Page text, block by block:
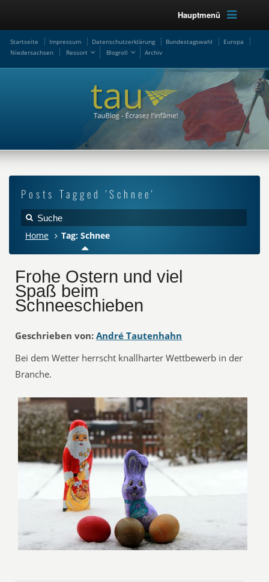
Hauptmenü
Startseite Impressum Datenschutzerklärung Bundestagswahl
Europa
Niedersachsen
Ressort Blogroll Archiv
Posts Tagged 'Schnee'
Home Tag: Schnee
Frohe Ostern und viel
Spaß beim
Schneeschieben
Geschrieben von: André Tautenhahn
Bei dem Wetter herrscht knallharter Wettbewerb in der
Branche.